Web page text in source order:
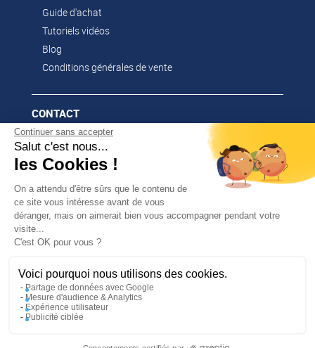
Continuer sans accepter
Salut c'est nous...
les Cookies !
On a attendu d'être sûrs que le contenu de
ce site vous intéresse avant de vous
déranger, mais on aimerait bien vous accompagner pendant votre
visite...
C'est OK pour vous ?
Voici pourquoi nous utilisons des cookies.
Partage de données avec Google
Mesure d'audience & Analytics
Expérience utilisateur
Publicité ciblée
Guide d'achat
Tutoriels vidéos
Blog
Conditions générales de vente
CONTACT
02 51 52 26 57
contacts@franssen-loisirs.fr
NOS MARQUES PARTENAIRES
Altago
Multi-Mover
UNE RÉALISATION MEDIAPILOTE
PERSONNELLES (RGPD)
PLAN DU SITE
PROFITEZ DE -5 %
vous abonnant à notre newsletter !